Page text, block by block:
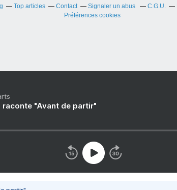
Top articles Contact Signaler un abus C.G.U.
Préférences cookies
raconte "Avant de partir"